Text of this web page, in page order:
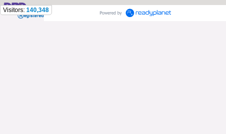
Visitors: 140,348